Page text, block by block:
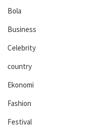
Bola
Business
Celebrity
country
Ekonomi
Fashion
Festival